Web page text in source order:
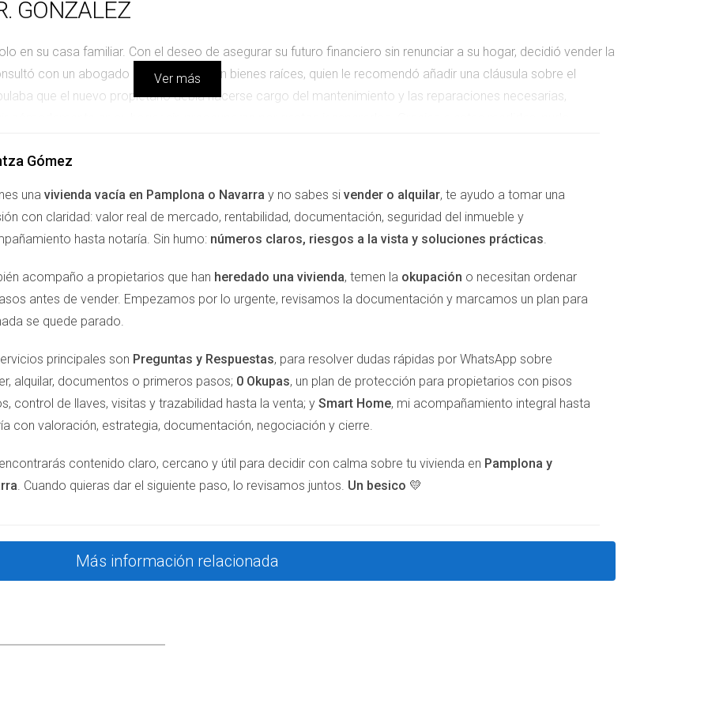
GONZÁLEZ
en su casa familiar. Con el deseo de asegurar su futuro financiero sin renunciar a su hogar, decidió vender la
con un abogado especializado en bienes raíces, quien le recomendó añadir una cláusula sobre el
que el nuevo propietario debía hacerse cargo del mantenimiento y las reparaciones necesarias,
LÓPEZ
optó por vender la nuda propiedad para financiar sus viajes y hobbies. Sin embargo, tenía
decidía vender nuevamente la propiedad o si había cambios en las leyes que pudieran afectarla.
en su contrato que especificaba que cualquier venta futura requeriría notificación previa y consentimiento
adicional de seguridad y control sobre su situación.
Ver Reel en Instagram.
viable para muchas personas mayores que desean obtener ingresos adicionales sin dejar su hogar. Sin
y bien protegido para evitar problemas futuros. Las experiencias compartidas por la familia Pérez, el Sr.
adecuadas pueden brindar tranquilidad y seguridad. Si estás considerando esta opción, no dudes en
hoy.
más información!
separa el derecho de usufructo (uso y disfrute) del derecho de propiedad. El vendedor mantiene el derecho
al comprador.
Ver más
Gómez
una vivienda vacía en Pamplona o Navarra y no sabes si vender o alquilar, te ayudo a tomar una
con claridad: valor real de mercado, rentabilidad, documentación, seguridad del inmueble y
hasta notaría. Sin humo: números claros, riesgos a la vista y soluciones prácticas.
acompaño a propietarios que han heredado una vivienda, temen la okupación o necesitan ordenar
antes de vender. Empezamos por lo urgente, revisamos la documentación y marcamos un plan para
se quede parado.
principales son Preguntas y Respuestas, para resolver dudas rápidas por WhatsApp sobre
alquilar, documentos o primeros pasos; 0 Okupas, un plan de protección para propietarios con pisos
control de llaves, visitas y trazabilidad hasta la venta; y Smart Home, mi acompañamiento integral hasta
con valoración, estrategia, documentación, negociación y cierre.
contenido claro, cercano y útil para decidir con calma sobre tu vivienda en Pamplona y
. Cuando quieras dar el siguiente paso, lo revisamos juntos. Un besico 💛
Más información relacionada